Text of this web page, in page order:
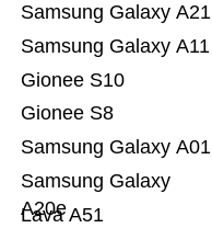
Lava A51
Samsung Galaxy
A20e
Samsung Galaxy A01
Gionee S8
Gionee S10
Samsung Galaxy A11
Samsung Galaxy A21